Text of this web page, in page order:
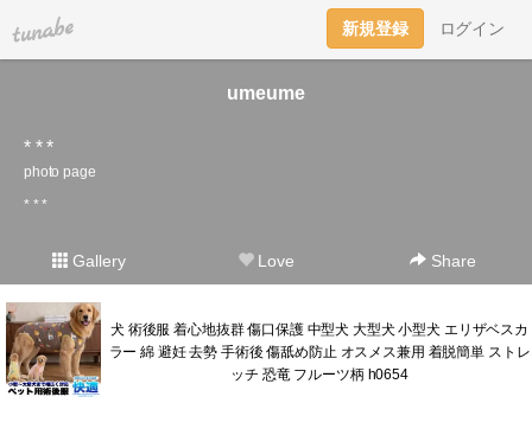
tuna.be 新規登録 ログイン
umeume
* * *
photo page
* * *
Gallery Love Share
犬 術後服 着心地抜群 傷口保護 中型犬 大型犬 小型犬 エリザベスカ
ラー 綿 避妊 去勢 手術後 傷舐め防止 オスメス兼用 着脱簡単 ストレ
ッチ 恐竜 フルーツ柄 h0654